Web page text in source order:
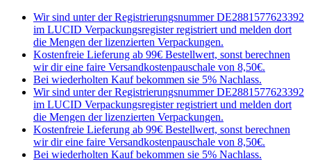
Wir sind unter der Registrierungsnummer DE2881577623392
im LUCID Verpackungsregister registriert und melden dort
die Mengen der lizenzierten Verpackungen.
Kostenfreie Lieferung ab 99€ Bestellwert, sonst berechnen
wir dir eine faire Versandkostenpauschale von 8,50€.
Bei wiederholten Kauf bekommen sie 5% Nachlass.
Wir sind unter der Registrierungsnummer DE2881577623392
im LUCID Verpackungsregister registriert und melden dort
die Mengen der lizenzierten Verpackungen.
Kostenfreie Lieferung ab 99€ Bestellwert, sonst berechnen
wir dir eine faire Versandkostenpauschale von 8,50€.
Bei wiederholten Kauf bekommen sie 5% Nachlass.